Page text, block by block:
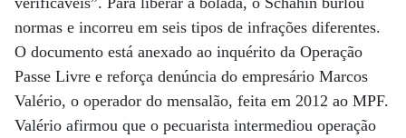
normas e incorreu em seis tipos de infrações diferentes.
O documento está anexado ao inquérito da Operação
Passe Livre e reforça denúncia do empresário Marcos
Valério, o operador do mensalão, feita em 2012 ao MPF.
Valério afirmou que o pecuarista intermediou operação